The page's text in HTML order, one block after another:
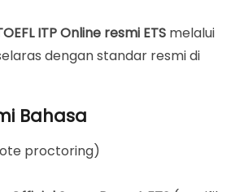
ITP Online resmi ETS melalui
dengan standar resmi di
Bahasa
proctoring)